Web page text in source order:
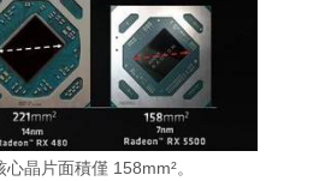
晶片面積僅 158mm²。